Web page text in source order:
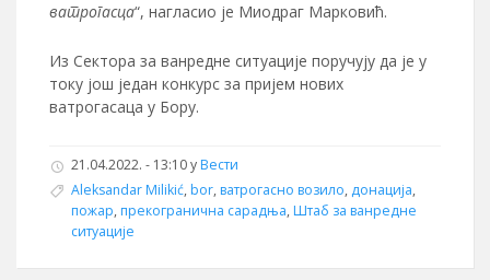
ватрогасца“, нагласио је Миодраг Марковић.
Из Сектора за ванредне ситуације поручују да је у
току још један конкурс за пријем нових
ватрогасаца у Бору.
21.04.2022. - 13:10 уВести
Aleksandar Milikić,bor,ватрогасно возило, донација,
пожар,прекогранична сарадња,Штаб за ванредне
ситуације